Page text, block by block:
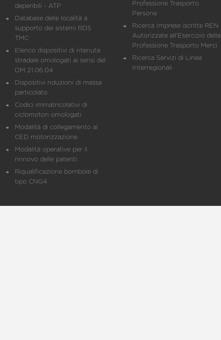
deperibili - ATP
Database delle località a
supporto dei sistemi RDS
TMC
Elenco dispositivi di ritenuta
stradale omologati ai sensi del
DM 21.06.04
Dispositivi riduzioni di massa
particolato
Codici immatricolativi di
ciclomotori omologati
Modalità di collegamento al
CED motorizzazione
Modalità operative per il
rinnovo delle patenti
Riqualificazione bombole di
tipo CNG4
Professione Trasporto
Persone
Ricerca Imprese iscritte REN
Autorizzate all'Esercizio della
Professione Trasporto Merci
Ricerca Servizi di Linea
Interregionali